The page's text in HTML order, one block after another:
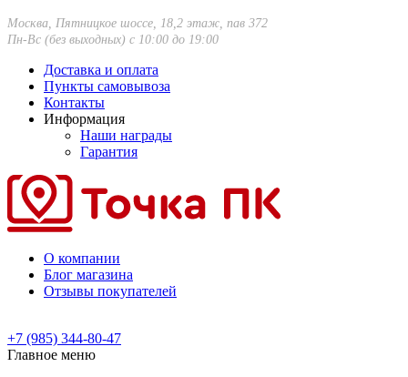
Москва, Пятницкое шоссе, 18,2 этаж, пав 372
Пн-Вс (без выходных) с 10:00 до 19:00
Доставка и оплата
Пункты самовывоза
Контакты
Информация
Наши награды
Гарантия
О компании
Блог магазина
Отзывы покупателей
+7 (985) 344-80-47
Главное меню